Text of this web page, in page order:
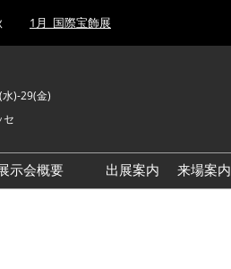
1月_国際宝飾展
)-29(金)
セ
示会概要
出展案内
来場案内